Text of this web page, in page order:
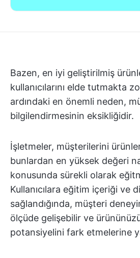
Bazen, en iyi geliştirilmiş
kullanıcılarını elde tutmakta
ardındaki en önemli neden,
bilgilendirmesinin eksikliğidir.
İşletmeler, müşterilerini
bunlardan en yüksek değeri
konusunda sürekli olarak
Kullanıcılara eğitim içeriği ve
sağlandığında, müşteri
ölçüde gelişebilir ve
potansiyelini fark etmelerine